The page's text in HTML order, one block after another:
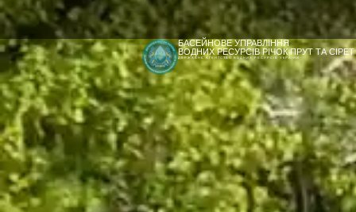
[newyear_garland]
БАСЕЙНОВЕ УПРАВЛІННЯ
ВОДНИХ РЕСУРСІВ РІЧОК ПРУТ ТА СІРЕТ
ДЕРЖАВНЕ АГЕНТСТВО ВОДНИХ РЕСУРСІВ УКРАЇНИ